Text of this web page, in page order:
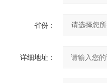
省份：
详细地址：